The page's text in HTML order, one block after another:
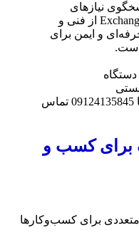
نیازهای
روزافزون شما نیست؟ Exchange Server از فنی و
و ایمن برای
برای ارتقاء سیستم ایمیل خود، با 09124135845 تماس
برای کسب و
متعددی برای کسب‌وکارها